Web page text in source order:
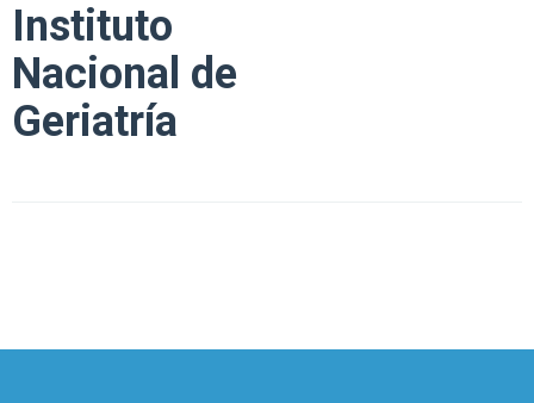
Instituto
Nacional de
Geriatría